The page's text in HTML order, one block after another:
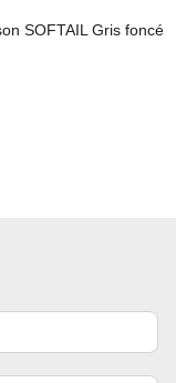
SOFTAIL Gris foncé